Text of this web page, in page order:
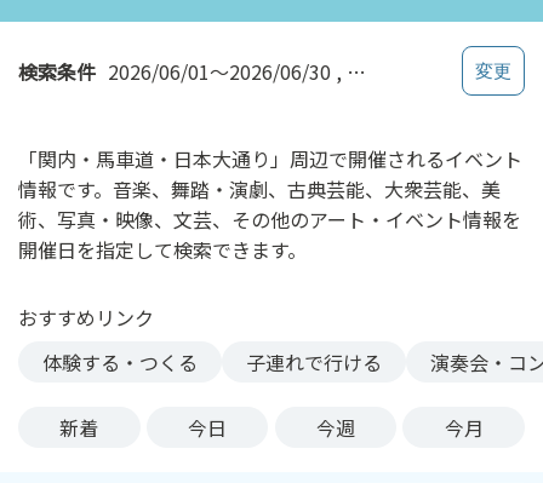
の
へ
ス
検索条件 2026/06/01～2026/06/30 関内・馬車道・日本
「関内・馬車道・日本大通り」周辺で開催されるイベント
情報です。音楽、舞踏・演劇、古典芸能、大衆芸能、美
術、写真・映像、文芸、その他のアート・イベント情報を
開催日を指定して検索できます。
おすすめリンク
体験する・つくる
子連れで行ける 演奏会・コ
新着 今日 今週 今月